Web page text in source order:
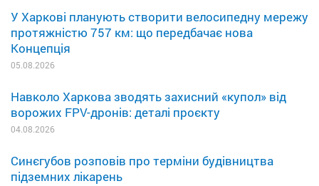
У Харкові планують створити велосипедну мережу
протяжністю 757 км: що передбачає нова
Концепція
05.08.2026
Навколо Харкова зводять захисний «купол» від
ворожих FPV-дронів: деталі проєкту
04.08.2026
Синєгубов розповів про терміни будівництва
підземних лікарень